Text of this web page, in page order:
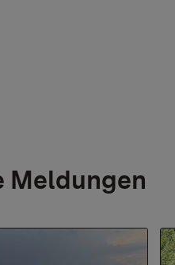
Meldungen